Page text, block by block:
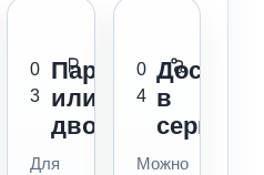
0
3
Паркинг
или
двор
Для
0
4
в
сервис
Можно